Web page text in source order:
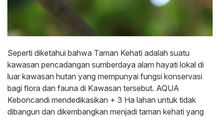
Seperti diketahui bahwa Taman Kehati adalah suatu
kawasan pencadangan sumberdaya alam hayati lokal di
luar kawasan hutan yang mempunyai fungsi konservasi
bagi flora dan fauna di Kawasan tersebut. AQUA
Keboncandi mendedikasikan + 3 Ha lahan untuk tidak
dibangun dan dikembangkan menjadi taman kehati yang